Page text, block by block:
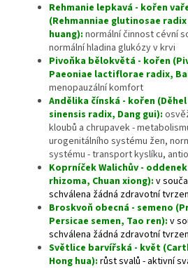
Rehmanie lepkavá - kořen
(Rehmanniae glutinosae
huang): normální činnost cévní
normální hladina glukózy v krvi
Pivoňka bělokvětá - kořen
Paeoniae lactiflorae radix,
menopauzální komfort
Andělika čínská - kořen
sinensis radix, Dang gui):
kloubů a chrupavek -
urogenitálního systému žen,
systému - transport kyslíku,
Koprníček Walichův -
rhizoma, Chuan xiong): v
schválena žádná zdravotní
Broskvoň obecná - semeno
Persicae semen, Tao ren): v
schválena žádná zdravotní
Světlice barvířská - květ
Hong hua): růst svalů - aktivní